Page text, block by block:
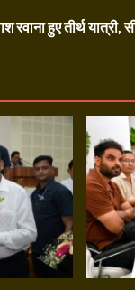
रवाना हुए तीर्थ यात्री,